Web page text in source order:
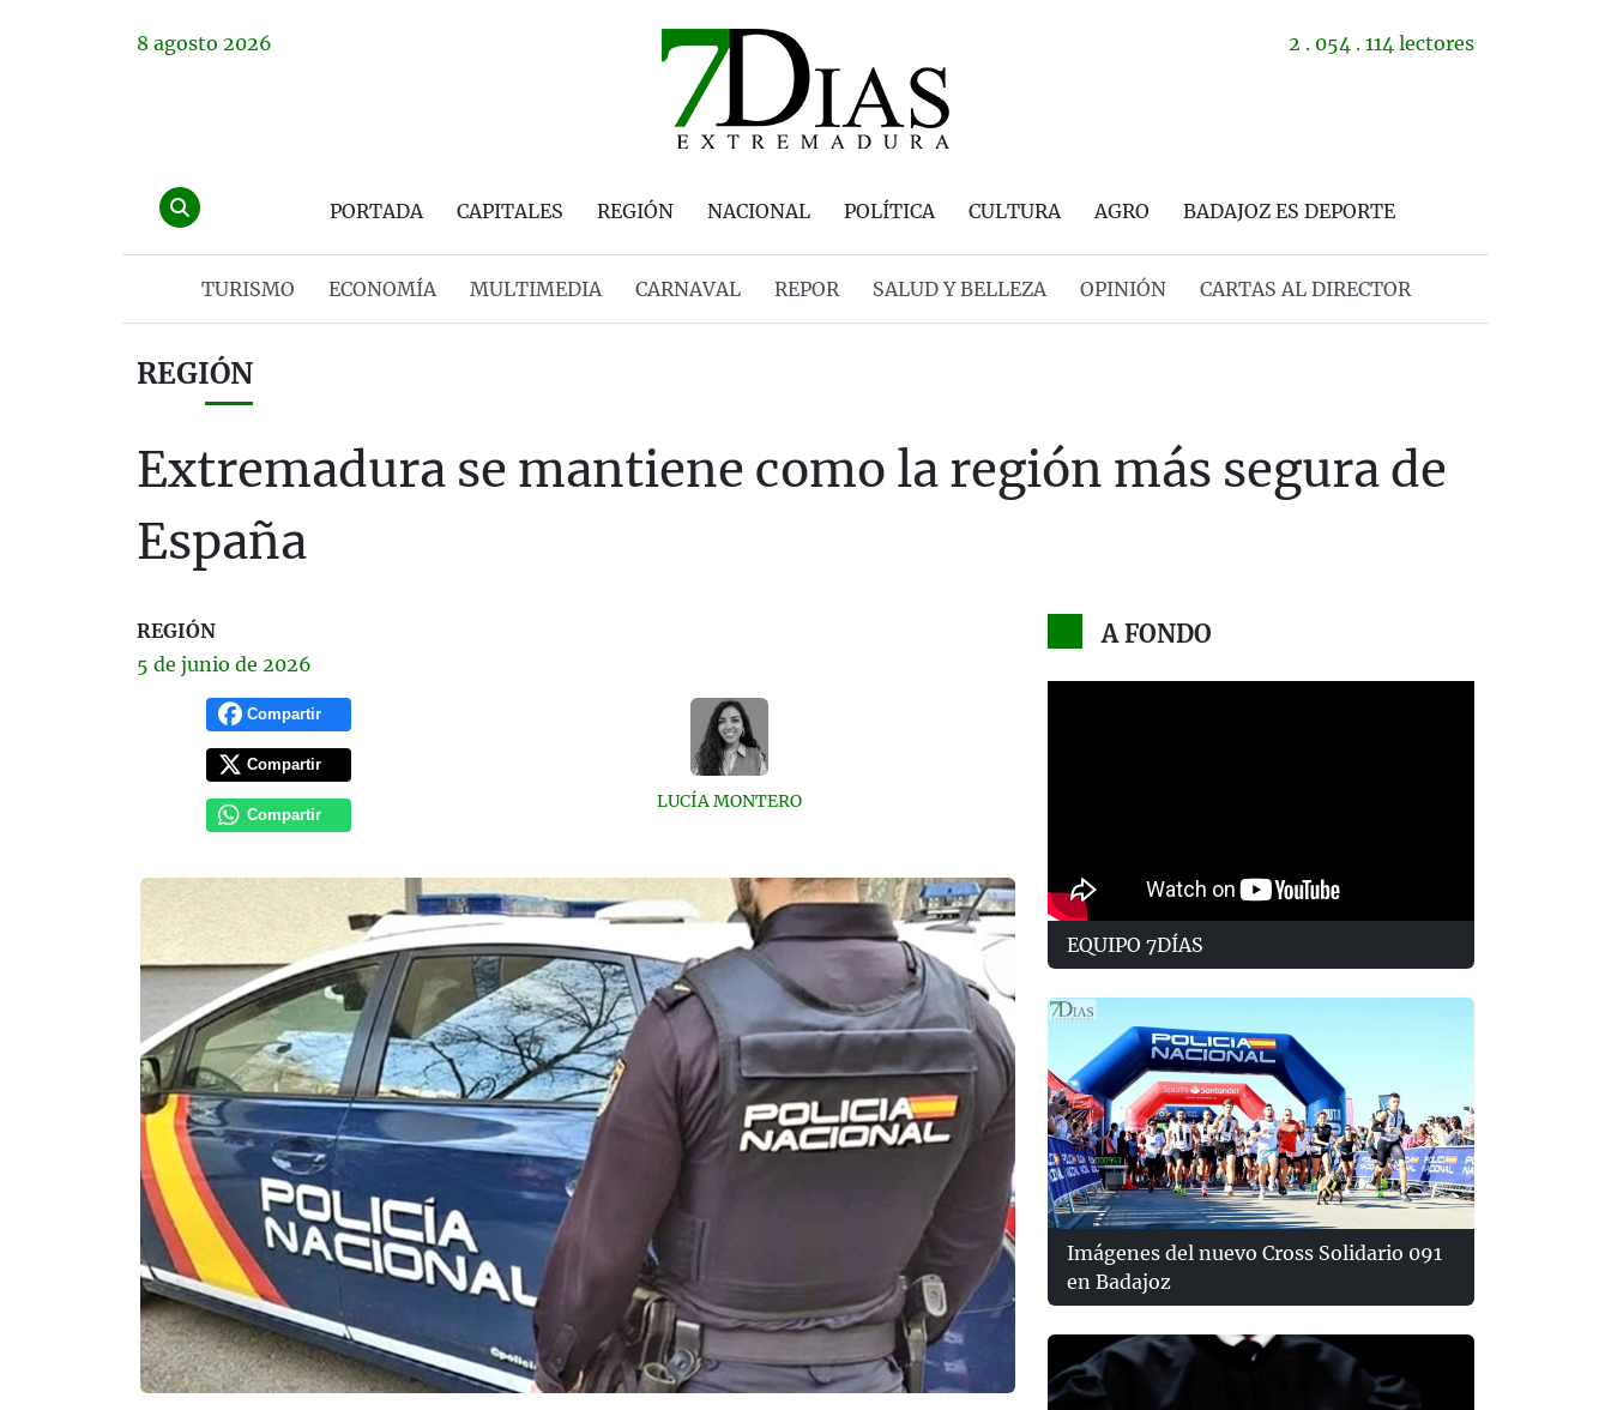
8 agosto 2026 2 . 054 . 114 lectores
PORTADA CAPITALES REGIÓN NACIONAL POLÍTICA CULTURA AGRO BADAJOZ ES DEPORTE
TURISMO ECONOMÍA MULTIMEDIA CARNAVAL REPOR SALUD Y BELLEZA OPINIÓN CARTAS AL DIRECTOR
REGIÓN
Extremadura se mantiene como la región más segura de
España
REGIÓN
5 de junio de 2026
Compartir
Compartir
Compartir
LUCÍA MONTERO
A FONDO
EQUIPO 7DÍAS
Imágenes del nuevo Cross Solidario 091
en Badajoz